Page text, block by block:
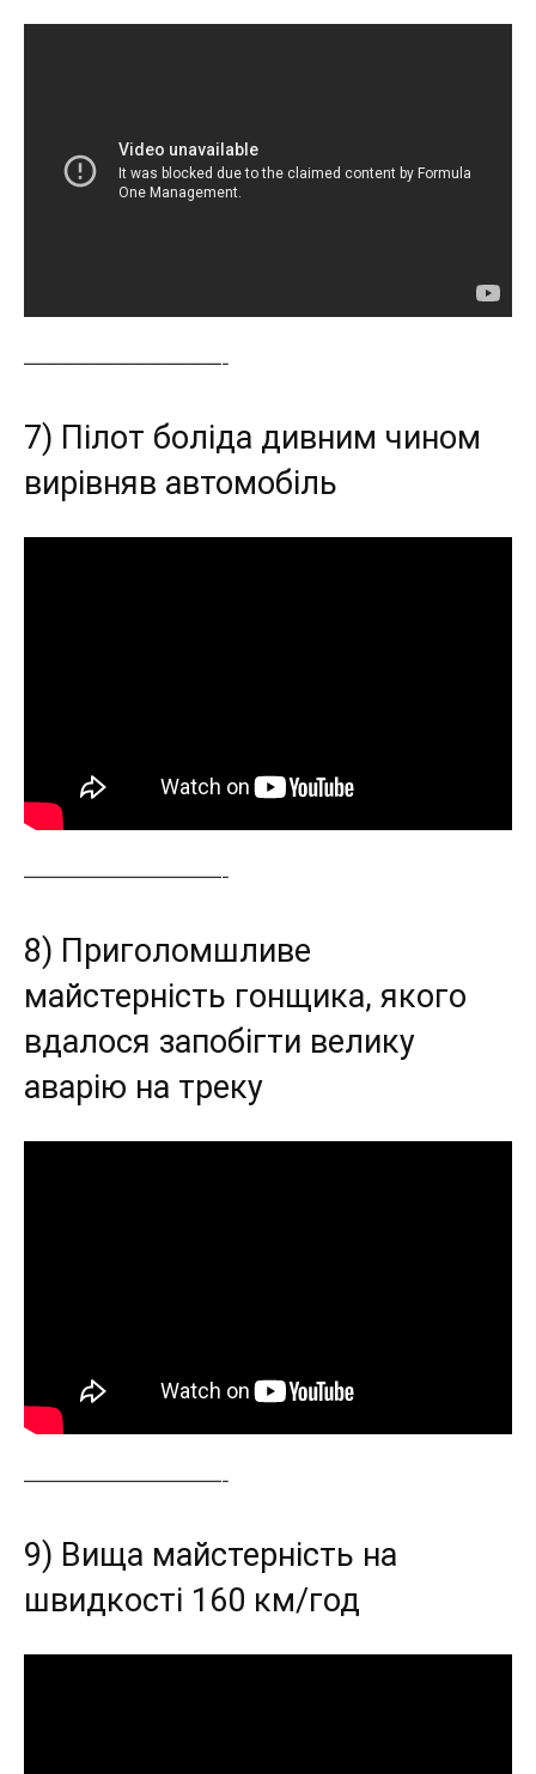
———————————-
7) Пілот боліда дивним чином
вирівняв автомобіль
———————————-
8) Приголомшливе
майстерність гонщика, якого
вдалося запобігти велику
аварію на треку
———————————-
9) Вища майстерність на
швидкості 160 км/год